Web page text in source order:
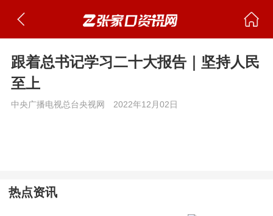
跟着总书记学习二十大报告｜坚持人民
至上
中央广播电视总台央视网 2022年12月02日
热点资讯